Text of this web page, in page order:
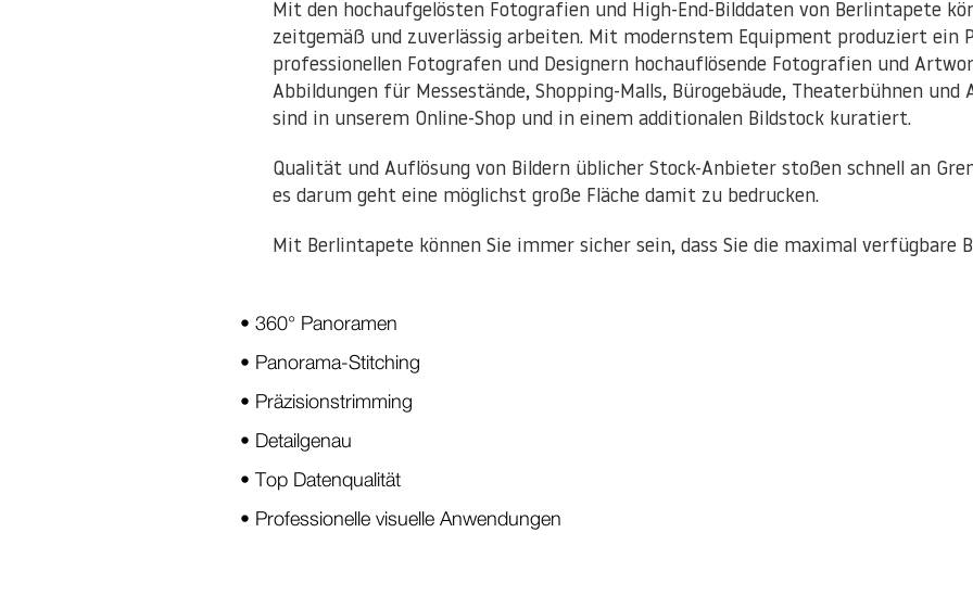
Mit den hochaufgelösten Fotografien und High-End-Bilddaten von Berlintapete
zeitgemäß und zuverlässig arbeiten. Mit modernstem Equipment produziert ein
professionellen Fotografen und Designern hochauflösende Fotografien und
Abbildungen für Messestände, Shopping-Malls, Bürogebäude, Theaterbühnen und
sind in unserem Online-Shop und in einem additionalen Bildstock kuratiert.
Qualität und Auflösung von Bildern üblicher Stock-Anbieter stoßen schnell an
es darum geht eine möglichst große Fläche damit zu bedrucken.
Mit Berlintapete können Sie immer sicher sein, dass Sie die maximal verfügbare
• 360° Panoramen
• Panorama-Stitching
• Präzisionstrimming
• Detailgenau
• Top Datenqualität
• Professionelle visuelle Anwendungen